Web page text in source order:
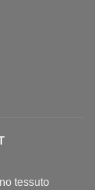
tessuto